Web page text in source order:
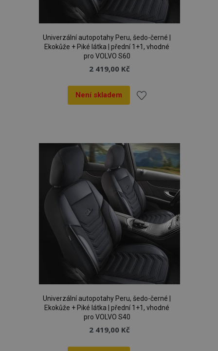
Univerzální autopotahy Peru, šedo-černé |
Ekokůže + Piké látka | přední 1+1, vhodné
pro VOLVO S60
2 419,00 Kč
Není skladem
oblíbeným
Univerzální autopotahy Peru, šedo-černé |
Ekokůže + Piké látka | přední 1+1, vhodné
pro VOLVO S40
2 419,00 Kč